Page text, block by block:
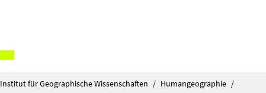
Institut für Geographische Wissenschaften / Humangeographie /